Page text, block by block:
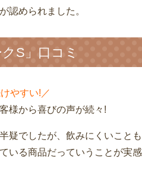
認められました。
クS」口コミ
やすい!／
様から喜びの声が続々!
半疑でしたが、飲みにくいこと
いる商品だっていうことが実